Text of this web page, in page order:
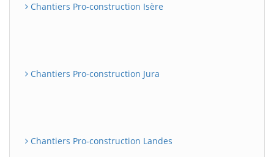
Chantiers Pro-construction Isère
Chantiers Pro-construction Jura
Chantiers Pro-construction Landes